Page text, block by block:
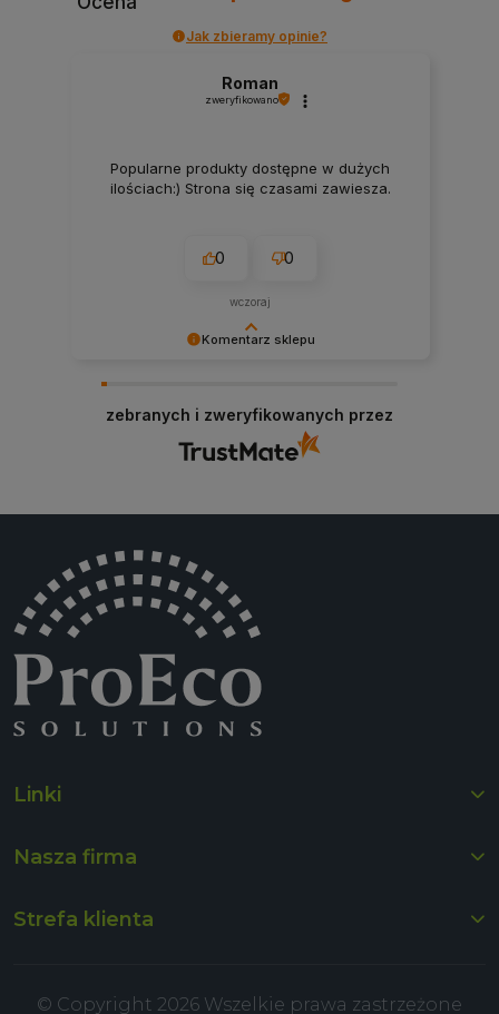
Jak zbieramy opinie?
Komentarz sklepu
oczekiwania. Zapraszamy ponownie!
Roman
zweryfikowano
Popularne produkty dostępne w dużych
ilościach:) Strona się czasami zawiesza.
0 0
wczoraj
zebranych i zweryfikowanych przez
Linki
Nasza firma
Strefa klienta
© Copyright 2026 Wszelkie prawa zastrzeżone